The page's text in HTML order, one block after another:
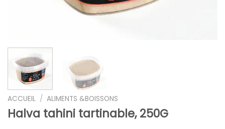
ACCUEIL / ALIMENTS &BOISSONS
Halva tahini tartinable, 250G